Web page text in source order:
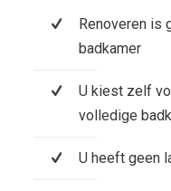
Renoveren is
badkamer
U kiest zelf
volledige
U heeft geen